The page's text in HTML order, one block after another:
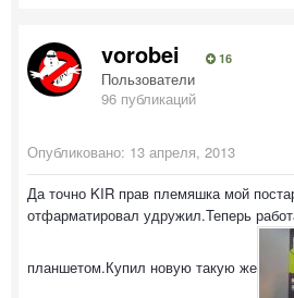
vorobei 16
Пользователи
96 публикаций
Опубликовано: 13 апреля, 2013
Да точно KIR прав племяшка мой
отфарматировал удружил.Теперь
планшетом.Купил новую такую же